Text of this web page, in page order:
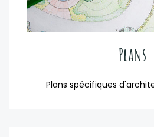
Plans
Plans spécifiques